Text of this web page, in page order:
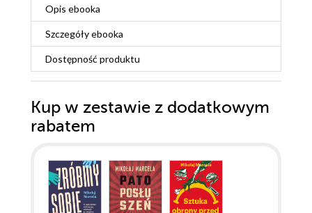
Opis ebooka
Szczegółyebooka
Dostępność produktu
Kup w zestawie z dodatkowym
rabatem